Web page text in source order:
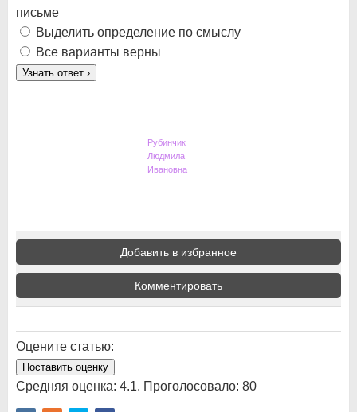
письме
Выделить определение по смыслу
Все варианты верны
Узнать ответ ›
Рубинчик
Людмила
Ивановна
Добавить в избранное
Комментировать
Оцените статью:
Поставить оценку
Средняя оценка: 4.1. Проголосовало: 80